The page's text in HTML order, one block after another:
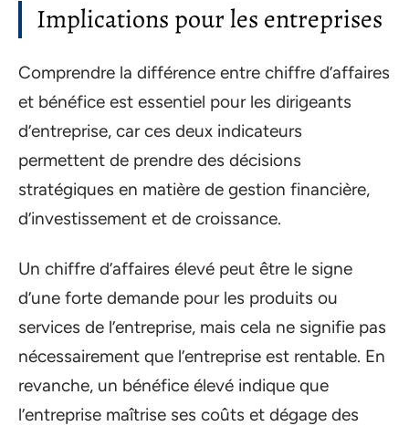
Implications pour les entreprises
Comprendre la différence entre chiffre d’affaires
et bénéfice est essentiel pour les dirigeants
d’entreprise, car ces deux indicateurs
permettent de prendre des décisions
stratégiques en matière de gestion financière,
d’investissement et de croissance.
Un chiffre d’affaires élevé peut être le signe
d’une forte demande pour les produits ou
services de l’entreprise, mais cela ne signifie pas
nécessairement que l’entreprise est rentable. En
revanche, un bénéfice élevé indique que
l’entreprise maîtrise ses coûts et dégage des